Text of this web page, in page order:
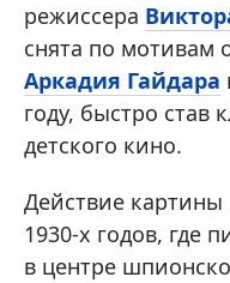
режиссера
снята по мотивам
Аркадия Гайдара
году, быстро став
детского кино.
Действие картины
1930-х годов, где
в центре